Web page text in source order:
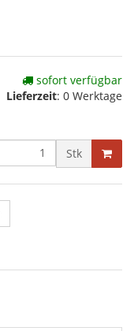
sofort verfügbar
Lieferzeit: 0 Werktage
Stk